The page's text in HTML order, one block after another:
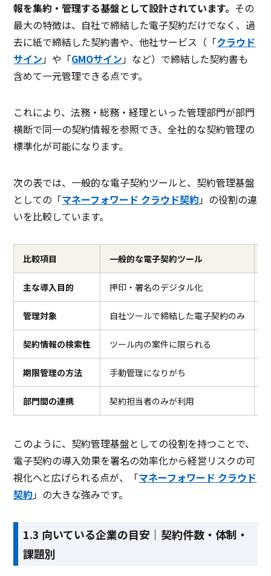
報を集約・管理する基盤として設計されています。 その
最大の特徴は、自社で締結した電子契約だけでなく、過
去に紙で締結した契約書や、他社サービス（「クラウド
サイン」や「GMOサイン」など）で締結した契約書も
含めて一元管理できる点です。
これにより、法務・総務・経理といった管理部門が部門
横断で同一の契約情報を参照でき、全社的な契約管理の
標準化が可能になります。
次の表では、一般的な電子契約ツールと、契約管理基盤
としての「マネーフォワード クラウド契約」の役割の違
いを比較しています。
比較項目 一般的な電子契約ツール
主な導入目的 押印・署名のデジタル化
管理対象 自社ツールで締結した電子契約のみ
契約情報の検索性 ツール内の案件に限られる
期限管理の方法 手動管理になりがち
部門間の連携 契約担当者のみが利用
このように、契約管理基盤としての役割を持つことで、
電子契約の導入効果を署名の効率化から経営リスクの可
視化へと広げられる点が、「マネーフォワード クラウド
契約」の大きな強みです。
1.3 向いている企業の目安｜契約件数・体制・
課題別